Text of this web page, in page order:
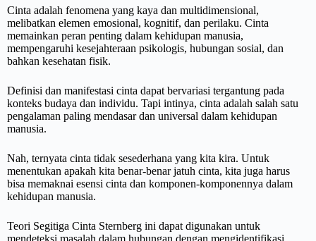
Cinta adalah fenomena yang kaya dan multidimensional,
melibatkan elemen emosional, kognitif, dan perilaku. Cinta
memainkan peran penting dalam kehidupan manusia,
mempengaruhi kesejahteraan psikologis, hubungan sosial, dan
bahkan kesehatan fisik.
Definisi dan manifestasi cinta dapat bervariasi tergantung pada
konteks budaya dan individu. Tapi intinya, cinta adalah salah satu
pengalaman paling mendasar dan universal dalam kehidupan
manusia.
Nah, ternyata cinta tidak sesederhana yang kita kira. Untuk
menentukan apakah kita benar-benar jatuh cinta, kita juga harus
bisa memaknai esensi cinta dan komponen-komponennya dalam
kehidupan manusia.
Teori Segitiga Cinta Sternberg ini dapat digunakan untuk